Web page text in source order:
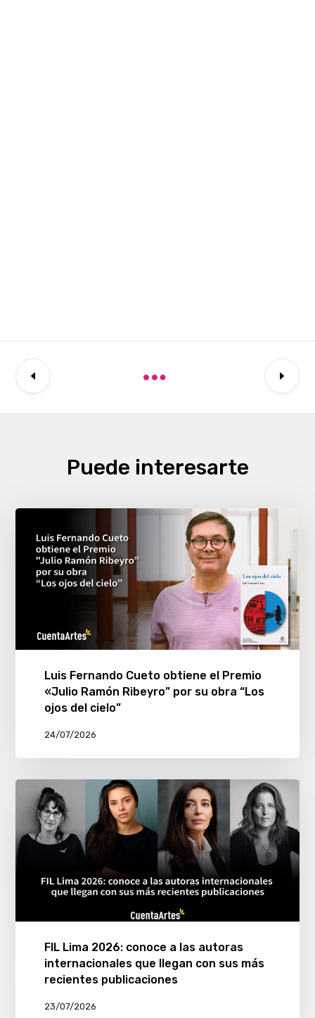
Puede interesarte
Luis Fernando Cueto obtiene el Premio
«Julio Ramón Ribeyro” por su obra “Los
ojos del cielo”
24/07/2026
FIL Lima 2026: conoce a las autoras
internacionales que llegan con sus más
recientes publicaciones
23/07/2026